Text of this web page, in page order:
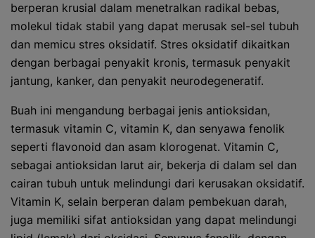
berperan krusial dalam menetralkan radikal bebas,
molekul tidak stabil yang dapat merusak sel-sel tubuh
dan memicu stres oksidatif. Stres oksidatif dikaitkan
dengan berbagai penyakit kronis, termasuk penyakit
jantung, kanker, dan penyakit neurodegeneratif.
Buah ini mengandung berbagai jenis antioksidan,
termasuk vitamin C, vitamin K, dan senyawa fenolik
seperti flavonoid dan asam klorogenat. Vitamin C,
sebagai antioksidan larut air, bekerja di dalam sel dan
cairan tubuh untuk melindungi dari kerusakan oksidatif.
Vitamin K, selain berperan dalam pembekuan darah,
juga memiliki sifat antioksidan yang dapat melindungi